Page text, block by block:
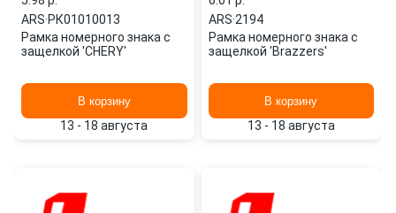
ARS·РК01010013
Рамка номерного знака с
защелкой 'CHERY'
В корзину
13 - 18 августа
ARS·2194
Рамка номерного знака с
защелкой 'Brazzers'
В корзину
13 - 18 августа